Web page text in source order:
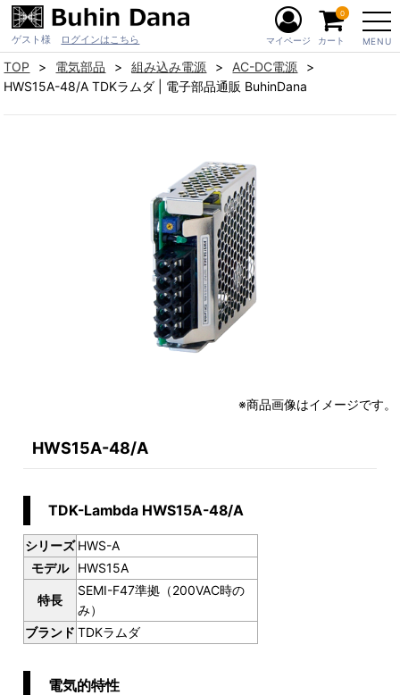
ゲスト様 ログインはこちら MENU
マイページ カート
0
TOP 電気部品 組み込み電源
AC-DC電源
HWS15A-48/A TDKラムダ | 電子部品通販 BuhinDana
※商品画像はイメージです。
HWS15A-48/A
TDK-Lambda HWS15A-48/A
シリーズ HWS-A
モデル
HWS15A
特長
SEMI-F47準拠（200VAC時の
み）
ブランド TDKラムダ
電気的特性